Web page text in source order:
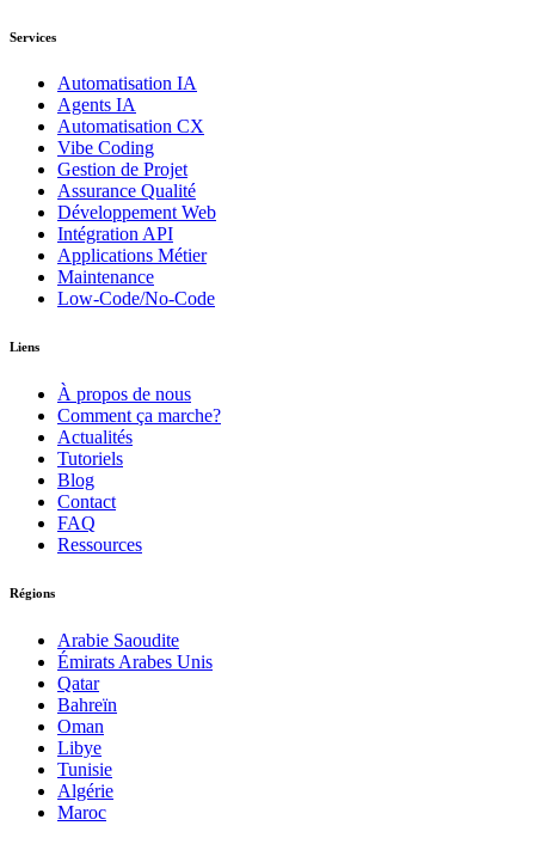
Services
Automatisation IA
Agents IA
Automatisation CX
Vibe Coding
Gestion de Projet
Assurance Qualité
Développement Web
Intégration API
Applications Métier
Maintenance
Low-Code/No-Code
Liens
À propos de nous
Comment ça marche?
Actualités
Tutoriels
Blog
Contact
FAQ
Ressources
Régions
Arabie Saoudite
Émirats Arabes Unis
Qatar
Bahreïn
Oman
Libye
Tunisie
Algérie
Maroc